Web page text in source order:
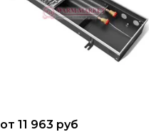
от 11 963 руб